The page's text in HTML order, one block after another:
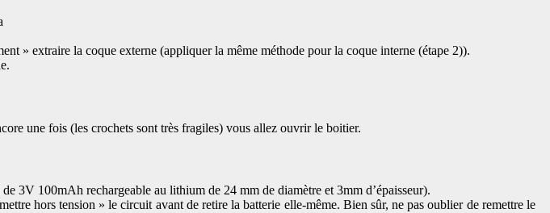
» extraire la coque externe (appliquer la même méthode pour la coque interne (étape 2)).
une fois (les crochets sont très fragiles) vous allez ouvrir le boitier.
100mAh rechargeable au lithium de 24 mm de diamètre et 3mm d’épaisseur).
hors tension » le circuit avant de retire la batterie elle-même. Bien sûr, ne pas oublier de remettre le